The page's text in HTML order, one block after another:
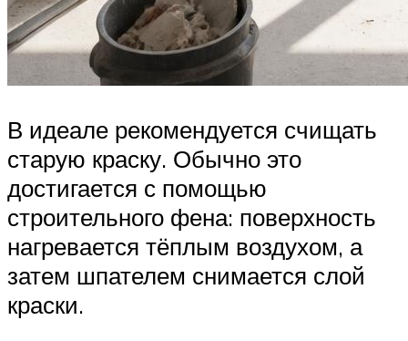
В идеале рекомендуется счищать
старую краску. Обычно это
достигается с помощью
строительного фена: поверхность
нагревается тёплым воздухом, а
затем шпателем снимается слой
краски.